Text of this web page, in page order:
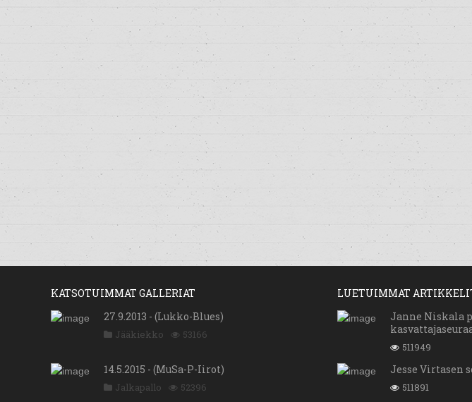
KATSOTUIMMAT GALLERIAT
27.9.2013 - (Lukko-Blues)
Jääkiekko 53166
14.5.2015 - (MuSa-P-Iirot)
Jalkapallo 52396
LUETUIMMAT
Janne Niskala
511949
Jesse Virtasen
511891